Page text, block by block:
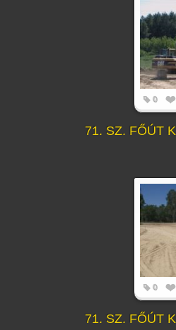
0
71. SZ. FŐÚT
0
71. SZ. FŐÚT